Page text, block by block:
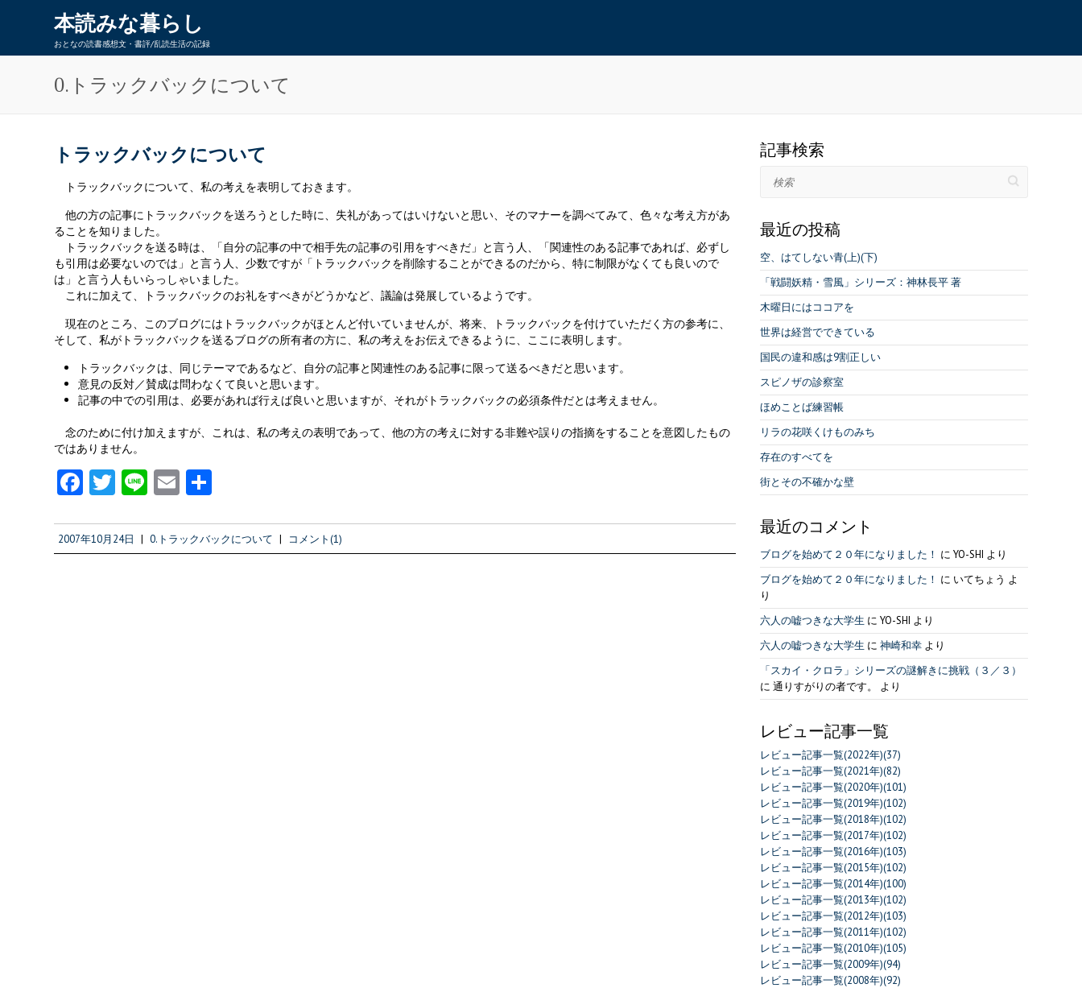
本読みな暮らし
おとなの読書感想文・書評/乱読生活の記録
0.トラックバックについて
トラックバックについて
トラックバックについて、私の考えを表明しておきます。
他の方の記事にトラックバックを送ろうとした時に、失礼があってはいけないと思い、そのマナーを調べてみて、色々な考え方があ
ることを知りました。
トラックバックを送る時は、「自分の記事の中で相手先の記事の引用をすべきだ」と言う人、「関連性のある記事であれば、必ずし
も引用は必要ないのでは」と言う人、少数ですが「トラックバックを削除することができるのだから、特に制限がなくても良いので
は」と言う人もいらっしゃいました。
これに加えて、トラックバックのお礼をすべきがどうかなど、議論は発展しているようです。
現在のところ、このブログにはトラックバックがほとんど付いていませんが、将来、トラックバックを付けていただく方の参考に、
そして、私がトラックバックを送るブログの所有者の方に、私の考えをお伝えできるように、ここに表明します。
トラックバックは、同じテーマであるなど、自分の記事と関連性のある記事に限って送るべきだと思います。
意見の反対／賛成は問わなくて良いと思います。
記事の中での引用は、必要があれば行えば良いと思いますが、それがトラックバックの必須条件だとは考えません。
念のために付け加えますが、これは、私の考えの表明であって、他の方の考えに対する非難や誤りの指摘をすることを意図したもの
ではありません。
Fa
b
o
T
itt
er
Li
e
E
ai
l
2007年10月24日 | 0.トラックバックについて | コメント(1)
記事検索
最近の投稿
空、はてしない青(上)(下)
「戦闘妖精・雪風」シリーズ：神林長平 著
木曜日にはココアを
世界は経営でできている
国民の違和感は9割正しい
スピノザの診察室
ほめことば練習帳
リラの花咲くけものみち
存在のすべてを
街とその不確かな壁
最近のコメント
ブログを始めて２０年になりました！ にYO-SHI より
ブログを始めて２０年になりました！ に いてちょう よ
り
六人の嘘つきな大学生 にYO-SHI より
六人の嘘つきな大学生 に神崎和幸 より
「スカイ・クロラ」シリーズの謎解きに挑戦（３／３）
に通りすがりの者です。 より
レビュー記事一覧
レビュー記事一覧(2022年)(37)
レビュー記事一覧(2021年)(82)
レビュー記事一覧(2020年)(101)
レビュー記事一覧(2019年)(102)
レビュー記事一覧(2018年)(102)
レビュー記事一覧(2017年)(102)
レビュー記事一覧(2016年)(103)
レビュー記事一覧(2015年)(102)
レビュー記事一覧(2014年)(100)
レビュー記事一覧(2013年)(102)
レビュー記事一覧(2012年)(103)
レビュー記事一覧(2011年)(102)
レビュー記事一覧(2010年)(105)
レビュー記事一覧(2009年)(94)
レビュー記事一覧(2008年)(92)